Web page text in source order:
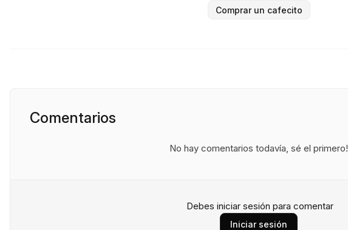
Comprar un cafecito
Comentarios
No hay comentarios todavía, sé el primero!
Debes iniciar sesión para comentar
Iniciar sesión